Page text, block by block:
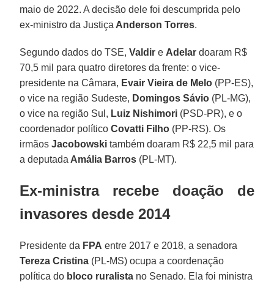
maio de 2022. A decisão dele foi descumprida pelo
ex-ministro da Justiça Anderson Torres.
Segundo dados do TSE,Valdir e Adelar doaram R$
70,5 mil para quatro diretores da frente: o vice-
presidente na Câmara, Evair Vieira de Melo (PP-ES),
o vice na região Sudeste, Domingos Sávio (PL-MG),
o vice na região Sul, Luiz Nishimori (PSD-PR), e o
coordenador políticoCovatti Filho (PP-RS). Os
irmãosJacobowski também doaram R$ 22,5 mil para
a deputada Amália Barros (PL-MT).
Ex-ministra recebe doação de
invasores desde 2014
Presidente da FPA entre 2017 e 2018, a senadora
Tereza Cristina (PL-MS) ocupa a coordenação
política do bloco ruralista no Senado. Ela foi ministra